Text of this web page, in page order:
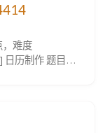
，难度
历制作 题目要